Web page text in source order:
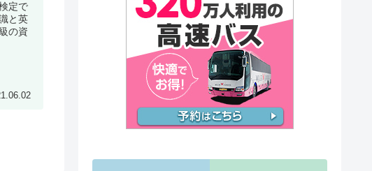
定で
と英
の資